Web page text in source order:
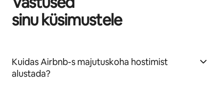
sinu küsimustele
Kuidas Airbnb-s majutuskoha hostimist
alustada?